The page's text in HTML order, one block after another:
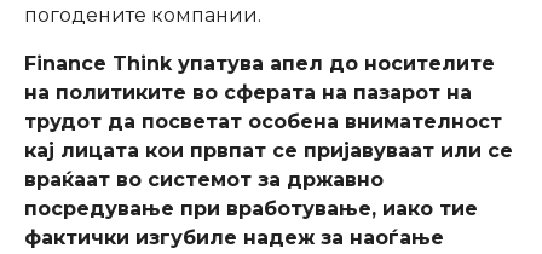
погодените компании.
Finance Think упатува апел до носителите
на политиките во сферата на пазарот на
трудот да посветат особена внимателност
кај лицата кои првпат се пријавуваат или се
враќаат во системот за државно
посредување при вработување, иако тие
фактички изгубиле надеж за наоѓање